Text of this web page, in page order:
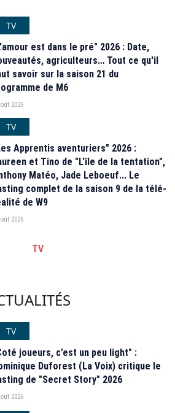
TV
est dans le pré" 2026 : Date,
agriculteurs… Tout ce qu'il
savoir sur la saison 21 du
de M6
2026
TV
Apprentis aventuriers" 2026 :
et Tino de "L'île de la tentation",
Matéo, Jade Leboeuf... Le
complet de la saison 9 de la télé-
de W9
2026
TV
TV
joueurs, c’est un peu light" :
Duforest (La Voix) critique le
de "Secret Story" 2026
2026